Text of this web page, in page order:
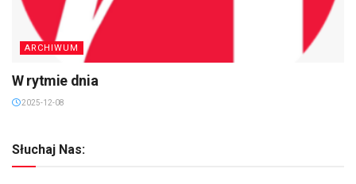
ARCHIWUM
W rytmie dnia
2025-12-08
Słuchaj Nas: